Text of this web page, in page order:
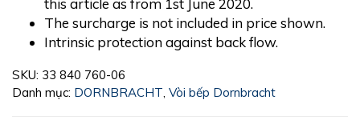
The surcharge is not included in price shown.
Intrinsic protection against back flow.
SKU: 33 840 760-06
Danh mục: DORNBRACHT Vòi bếp Dornbracht